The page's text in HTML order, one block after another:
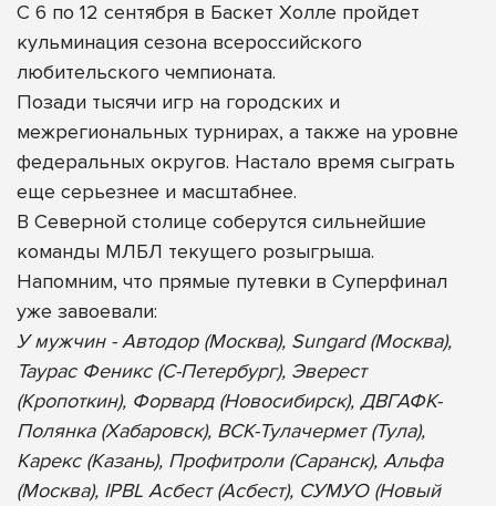
С 6 по 12 сентября в Баскет Холле пройдет
кульминация сезона всероссийского
любительского чемпионата.
Позади тысячи игр на городских и
межрегиональных турнирах, а также на уровне
федеральных округов. Настало время сыграть
еще серьезнее и масштабнее.
В Северной столице соберутся сильнейшие
команды МЛБЛ текущего розыгрыша.
Напомним, что прямые путевки в Суперфинал
уже завоевали:
У мужчин - Автодор (Москва), Sungard (Москва),
Таурас Феникс (С-Петербург), Эверест
(Кропоткин), Форвард (Новосибирск), ДВГАФК-
Полянка (Хабаровск), ВСК-Тулачермет (Тула),
Карекс (Казань), Профитроли (Саранск), Альфа
(Москва), IPBL Асбест (Асбест), СУМУО (Новый